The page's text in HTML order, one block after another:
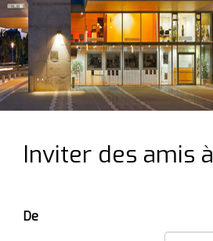
Inviter des amis
De